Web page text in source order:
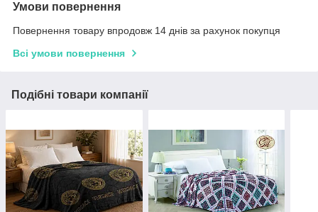
Умови повернення
Повернення товару впродовж 14 днів за рахунок покупця
Всі умови повернення
Подібні товари компанії